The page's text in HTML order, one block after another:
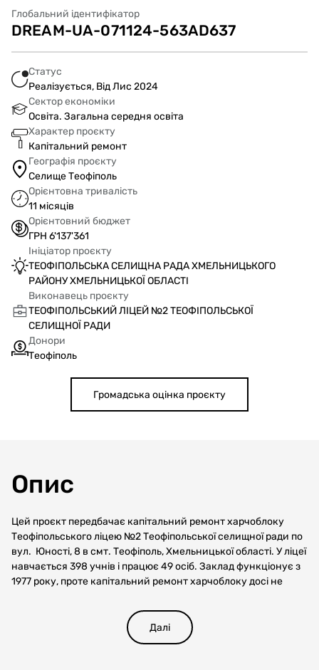
Глобальний ідентифікатор
DREAM-UA-071124-563AD637
Статус
Реалізується, Від Лис 2024
Сектор економіки
Освіта. Загальна середня освіта
Характер проєкту
Капітальний ремонт
Географія проєкту
Селище Теофіполь
Орієнтовна тривалість
11 місяців
Орієнтовний бюджет
ГРН 6'137'361
Ініціатор проєкту
ТЕОФІПОЛЬСЬКА СЕЛИЩНА РАДА ХМЕЛЬНИЦЬКОГО
РАЙОНУ ХМЕЛЬНИЦЬКОЇ ОБЛАСТІ
Виконавець проєкту
ТЕОФІПОЛЬСЬКИЙ ЛІЦЕЙ №2 ТЕОФІПОЛЬСЬКОЇ
СЕЛИЩНОЇ РАДИ
Донори
Теофіполь
Громадська оцінка проєкту
Опис
Цей проєкт передбачає капітальний ремонт харчоблоку
Теофіпольського ліцею №2 Теофіпольської селищної ради по
вул. Юності, 8 в смт. Теофіполь, Хмельницької області. У ліцеї
навчається 398 учнів і працює 49 осіб. Заклад функціонує з
1977 року, проте капітальний ремонт харчоблоку досі не
Наразі приміщення перебуває в незадовільному стані та
потребує модернізації, а застаріле обладнання — заміни на
сучасне. Це дозволить реалізувати Реформу системи
Далі